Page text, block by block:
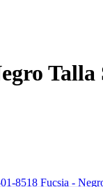
Talla
8518 Fucsia -